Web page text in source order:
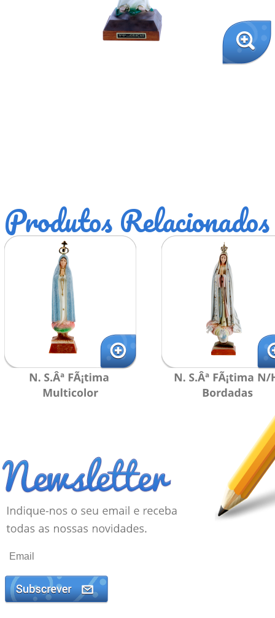
Produtos Relacionados